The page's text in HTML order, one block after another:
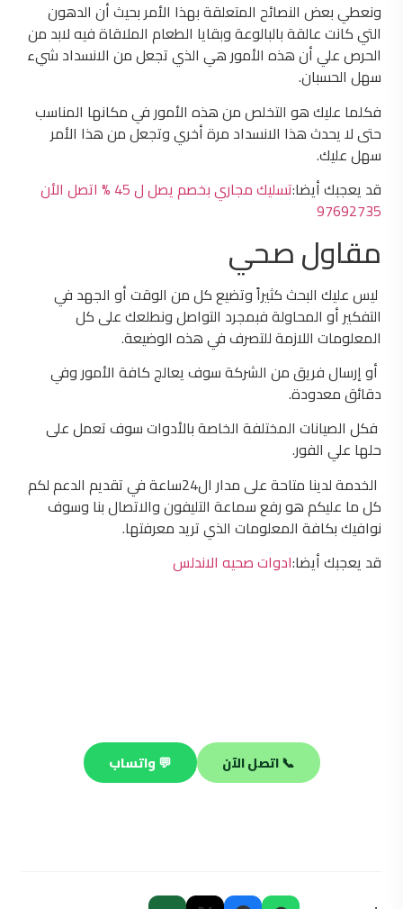
ونعطي بعض النصائح المتعلقة بهذا الأمر بحيث أن الدهون
التي كانت عالقة بالبالوعة وبقايا الطعام الملاقاة فيه لابد من
الحرص علي أن هذه الأمور هي الذي تجعل من الانسداد شيء
سهل الحسبان.
فكلما عليك هو التخلص من هذه الأمور في مكانها المناسب
حتى لا يحدث هذا الانسداد مرة أخري وتجعل من هذا الأمر
سهل عليك.
قد يعجبك أيضا:
تسليك مجاري بخصم يصل ل 45 % اتصل الأن
97692735
مقاول صحي
ليس عليك البحث كثيراً وتضيع كل من الوقت أو الجهد في
التفكير أو المحاولة فبمجرد التواصل ونطلعك على كل
المعلومات اللازمة للتصرف في هذه الوضيعة.
أو إرسال فريق من الشركة سوف يعالج كافة الأمور وفي
دقائق معدودة.
فكل الصيانات المختلفة الخاصة بالأدوات سوف تعمل على
حلها علي الفور.
الخدمة لدينا متاحة على مدار ال24ساعة في تقديم الدعم لكم
كل ما عليكم هو رفع سماعة التليفون والاتصال بنا وسوف
نوافيك بكافة المعلومات الذي تريد معرفتها.
قد يعجبك أيضا:ادوات صحيه الاندلس
📞 اتصل الآن 💬 واتساب